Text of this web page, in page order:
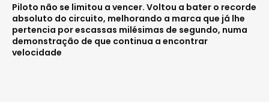
Piloto não se limitou a vencer. Voltou a bater o recorde
absoluto do circuito, melhorando a marca que já lhe
pertencia por escassas milésimas de segundo, numa
demonstração de que continua a encontrar
velocidade